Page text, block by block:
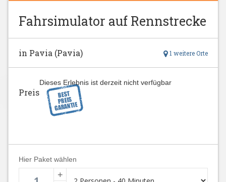
Fahrsimulator auf Rennstrecke
1 weitere Orte
in Pavia (Pavia)
Dieses Erlebnis ist derzeit nicht verfügbar
Preis
Hier Paket wählen
+